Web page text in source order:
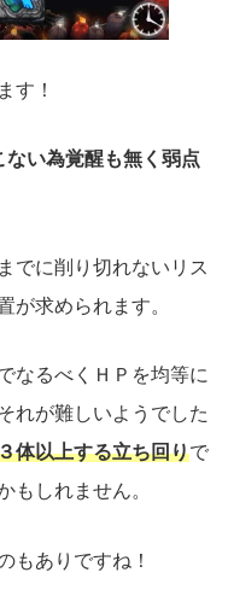
す！
ない為覚醒も無く弱点
でに削り切れないリス
が求められます。
なるべくＨＰを均等に
れが難しいようでした
体以上する立ち回りで
もしれません。
もありですね！